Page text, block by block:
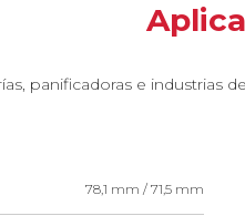
panificadoras e industrias
78,1 mm / 71,5 mm